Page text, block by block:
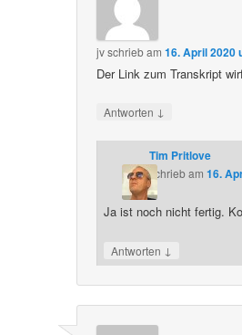
jvschriebam16. April 2020
Der Link zum Transkript
Antworten ↓
Tim Pritlove
schriebam 16.
Ja ist noch nicht fertig.
Antworten ↓